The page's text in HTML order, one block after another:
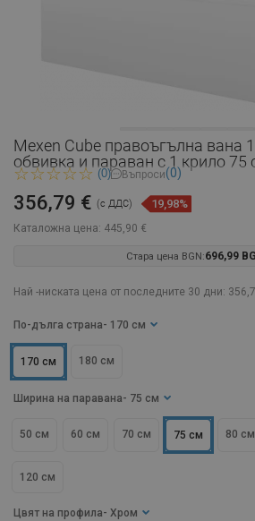
Mexen Cube правоъгълна вана
обвивка и параван с 1 крило 75
(0) Въпроси(0)
Каталожна цена: 445,90 €
356,79 € (с ДДС) 19,98%
Стара цена BGN:696,99
Най -ниската цена от последните 30 дни:
По-дълга страна - 170 см
170 см 180 см
Цвят на профила - Хром
Ширина на паравана - 75 см
50 см 60 см 70 см 75 см 80 см
120 см